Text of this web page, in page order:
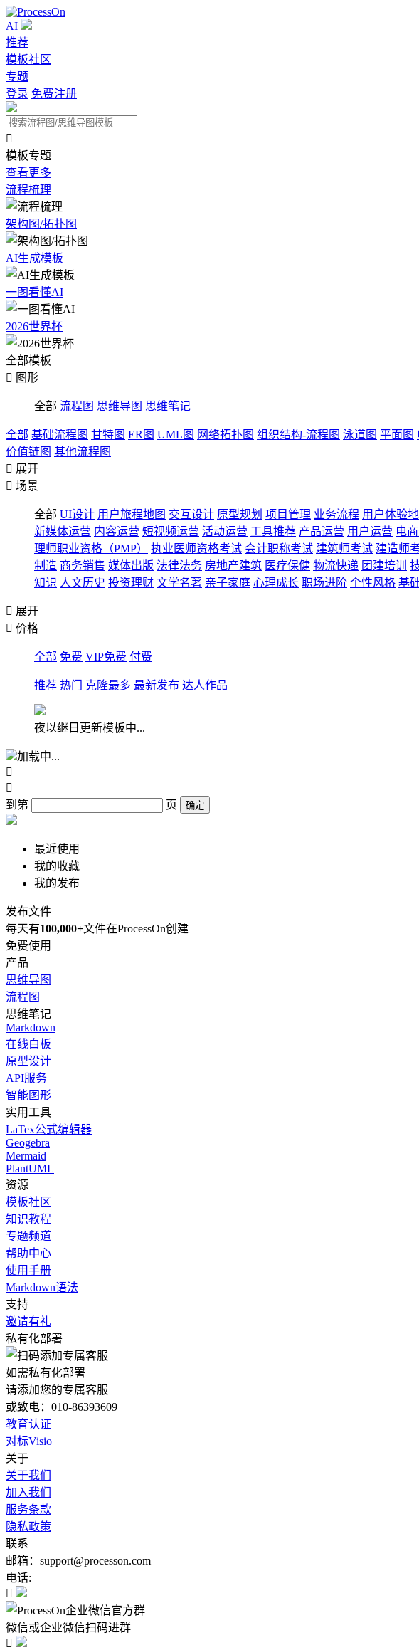
AI
推荐
模板社区
专题
登录 免费注册

模板专题
查看更多
流程梳理
架构图/拓扑图
AI生成模板
一图看懂AI
2026世界杯
全部模板
 图形
全部 流程图 思维导图 思维笔记
全部 基础流程图 甘特图 ER图 UML图 网络拓扑图 组织结构-流程图 泳道图 平面图
价值链图 其他流程图
 展开
 场景
全部 UI设计 用户旅程地图 交互设计 原型规划 项目管理 业务流程 用户体验
新媒体运营 内容运营 短视频运营 活动运营 工具推荐 产品运营 用户运营 电
理师职业资格（PMP）
执业医师资格考试 会计职称考试 建筑师考试 建造师
制造 商务销售 媒体出版 法律法务 房地产建筑 医疗保健 物流快递 团建培训
知识 人文历史 投资理财 文学名著 亲子家庭 心理成长 职场进阶 个性风格 基
 展开
 价格
全部 免费 VIP免费 付费
推荐 热门 克隆最多 最新发布 达人作品
夜以继日更新模板中...
加载中...


到第
页 确定
最近使用
我的收藏
我的发布
发布文件
每天有100,000+文件在ProcessOn创建
免费使用
产品
思维导图
流程图
思维笔记
Markdown
在线白板
原型设计
API服务
智能图形
实用工具
LaTex公式编辑器
Geogebra
Mermaid
PlantUML
资源
模板社区
知识教程
专题频道
帮助中心
使用手册
Markdown语法
支持
邀请有礼
私有化部署
如需私有化部署
请添加您的专属客服
或致电：010-86393609
教育认证
对标Visio
关于
关于我们
加入我们
服务条款
隐私政策
联系
邮箱：support@processon.com
电话:

微信或企业微信扫码进群
